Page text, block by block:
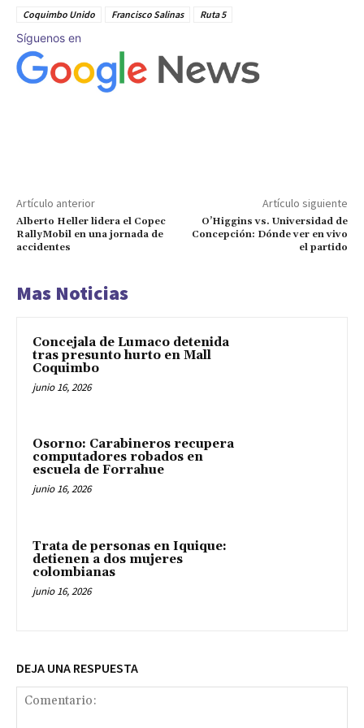
Coquimbo Unido Francisco Salinas Ruta 5
Síguenos en
Artículo anterior
Alberto Heller lidera el Copec
RallyMobil en una jornada de
accidentes
Artículo siguiente
O’Higgins vs. Universidad de
Concepción: Dónde ver en vivo
el partido
Mas Noticias
Concejala de Lumaco detenida
tras presunto hurto en Mall
Coquimbo
junio 16, 2026
Osorno: Carabineros recupera
computadores robados en
escuela de Forrahue
junio 16, 2026
Trata de personas en Iquique:
detienen a dos mujeres
colombianas
junio 16, 2026
DEJA UNA RESPUESTA